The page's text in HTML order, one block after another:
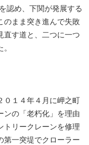
認め、下関が発展する
のまま突き進んで失敗
直す道と、二つに一つ
１４年４月に岬之町
ンの「老朽化」を理由
トリークレーンを修理
第一突堤でクローラー